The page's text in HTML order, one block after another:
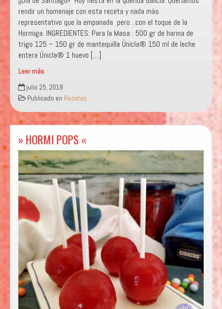
rendir un homenaje con esta receta y nada más
representativo que la empanada pero…con el toque de la
Hormiga. INGREDIENTES: Para la Masa : 500 gr de harina de
trigo 125 – 150 gr de mantequilla Únicla® 150 ml de leche
entera Únicla® 1 huevo […]
Leer más
»
LA
FAMILIA
PEREGRÍN
«
julio 25, 2019
Publicado en Recetas
» HORMI POPS «